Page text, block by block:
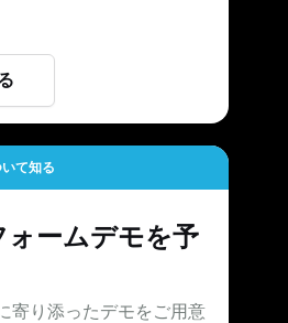
て知る
ォームデモを予
寄り添ったデモをご用意